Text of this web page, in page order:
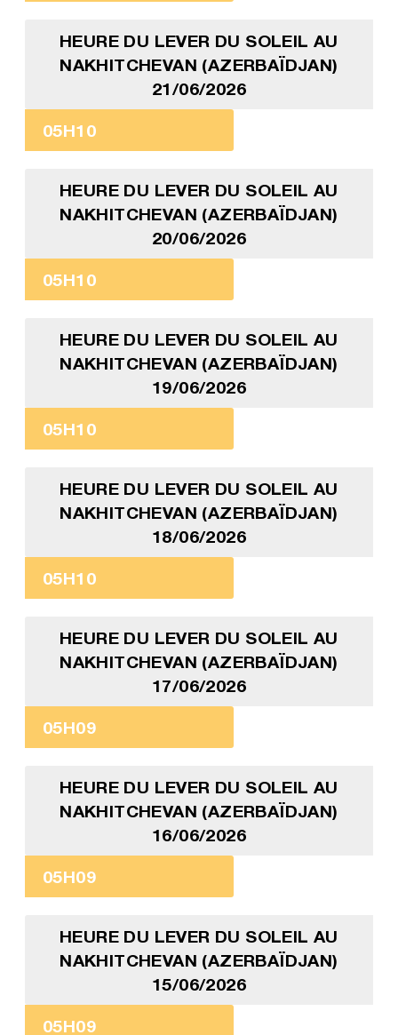
HEURE DU LEVER DU SOLEIL AU
NAKHITCHEVAN (AZERBAÏDJAN)
21/06/2026
05H10
HEURE DU LEVER DU SOLEIL AU
NAKHITCHEVAN (AZERBAÏDJAN)
20/06/2026
05H10
HEURE DU LEVER DU SOLEIL AU
NAKHITCHEVAN (AZERBAÏDJAN)
19/06/2026
05H10
HEURE DU LEVER DU SOLEIL AU
NAKHITCHEVAN (AZERBAÏDJAN)
18/06/2026
05H10
HEURE DU LEVER DU SOLEIL AU
NAKHITCHEVAN (AZERBAÏDJAN)
17/06/2026
05H09
HEURE DU LEVER DU SOLEIL AU
NAKHITCHEVAN (AZERBAÏDJAN)
16/06/2026
05H09
HEURE DU LEVER DU SOLEIL AU
NAKHITCHEVAN (AZERBAÏDJAN)
15/06/2026
05H09